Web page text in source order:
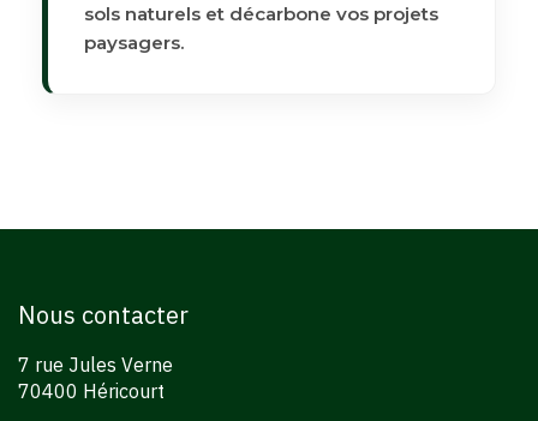
sols naturels et décarbone vos projets
paysagers.
Nous contacter
7 rue Jules Verne
70400 Héricourt